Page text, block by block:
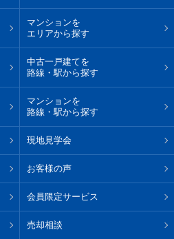
マンションを
エリアから探す
中古一戸建てを
路線・駅から探す
マンションを
路線・駅から探す
現地見学会
お客様の声
会員限定サービス
売却相談